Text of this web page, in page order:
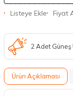
Listeye Ekle Fiyat
2 Adet
Ürün Açıklaması